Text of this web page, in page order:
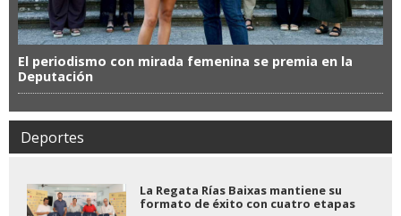
El periodismo con mirada femenina se premia en la
Deputación
Deportes
La Regata Rías Baixas mantiene su
formato de éxito con cuatro etapas